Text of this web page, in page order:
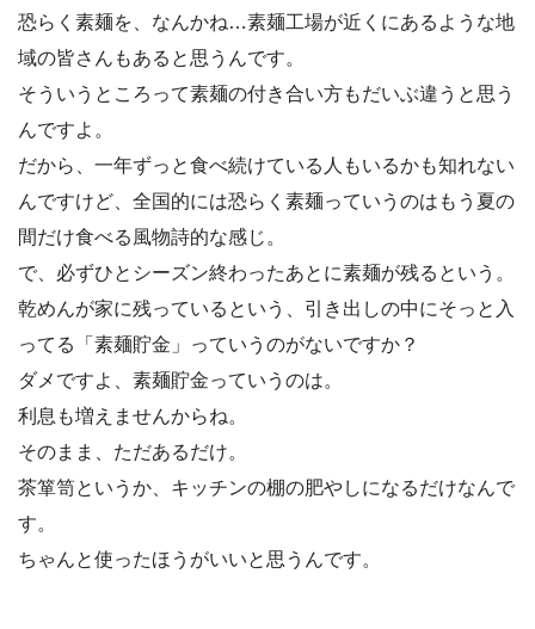
恐らく素麺を、なんかね…素麺工場が近くにあるような地
域の皆さんもあると思うんです。
そういうところって素麺の付き合い方もだいぶ違うと思う
んですよ。
だから、一年ずっと食べ続けている人もいるかも知れない
んですけど、全国的には恐らく素麺っていうのはもう夏の
間だけ食べる風物詩的な感じ。
で、必ずひとシーズン終わったあとに素麺が残るという。
乾めんが家に残っているという、引き出しの中にそっと入
ってる「素麺貯金」っていうのがないですか？
ダメですよ、素麺貯金っていうのは。
利息も増えませんからね。
そのまま、ただあるだけ。
茶箪笥というか、キッチンの棚の肥やしになるだけなんで
す。
ちゃんと使ったほうがいいと思うんです。